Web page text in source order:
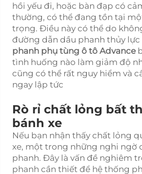
hồi yếu đi, hoặc bàn đạp có
thường, có thể đang tồn tại
trọng. Điều này có thể do
đường dẫn dầu phanh thủy lực
phanh phụ tùng ô tô Advance
tình huống nào làm giảm độ
cũng có thể rất nguy hiểm và
ngay lập tức
Rò rỉ chất lỏng bất
bánh xe
Nếu bạn nhận thấy chất lỏng
xe, một trong những nghi ngờ
phanh. Đây là vấn đề nghiêm
phanh cần thiết để hệ thống